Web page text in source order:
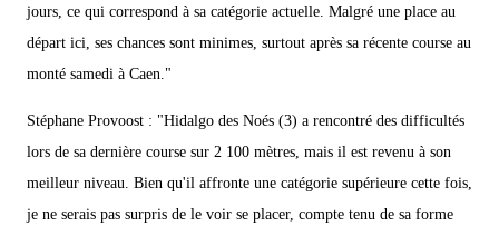
jours, ce qui correspond à sa catégorie actuelle. Malgré une place au
départ ici, ses chances sont minimes, surtout après sa récente course au
monté samedi à Caen."
Stéphane Provoost : "Hidalgo des Noés (3) a rencontré des difficultés
lors de sa dernière course sur 2 100 mètres, mais il est revenu à son
meilleur niveau. Bien qu'il affronte une catégorie supérieure cette fois,
je ne serais pas surpris de le voir se placer, compte tenu de sa forme